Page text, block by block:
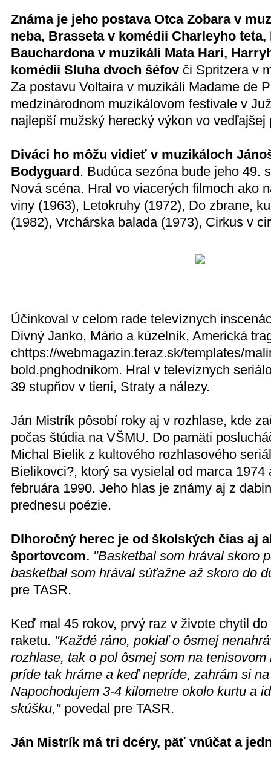
Známa je jeho postava Otca Zobara v
neba, Brasseta v komédii Charleyho teta,
Bauchardona v muzikáli Mata Hari,
komédii Sluha dvoch šéfov či Spritzera v
Za postavu Voltaira v muzikáli Madame de
medzinárodnom muzikálovom festivale v
najlepší mužský herecký výkon vo vedľajšej
Diváci ho môžu vidieť v muzikáloch
Bodyguard. Budúca sezóna bude jeho 49.
Nová scéna. Hral vo viacerých filmoch ako
viny (1963), Letokruhy (1972), Do zbrane,
(1982), Vrchárska balada (1973), Cirkus v
Účinkoval v celom rade televíznych
Divný Janko, Mário a kúzelník, Americká
chttps://webmagazin.teraz.sk/templates/
bold.pnghodníkom. Hral v televíznych
39 stupňov v tieni, Straty a nálezy.
Ján Mistrík pôsobí roky aj v rozhlase, kde
počas štúdia na VŠMU. Do pamäti
Michal Bielik z kultového rozhlasového
Bielikovci?, ktorý sa vysielal od marca 1974
februára 1990. Jeho hlas je známy aj z
prednesu poézie.
Dlhoročný herec je od školských čias aj
športovcom. "Basketbal som hrával skoro
basketbal som hrával súťažne až skoro do
pre TASR.
Keď mal 45 rokov, prvý raz v živote chytil
raketu. "Každé ráno, pokiaľ o ôsmej
rozhlase, tak o pol ôsmej som na
príde tak hráme a keď nepríde, zahrám si
Napochodujem 3-4 kilometre okolo kurtu a
skúšku," povedal pre TASR.
Ján Mistrík má tri dcéry, päť vnúčat a